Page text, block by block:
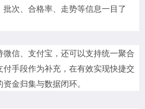
次、合格率、走势等信息一目了
信、支付宝，还可以支持统一聚合
手段作为补充，在有效实现快捷交
金归集与数据闭环。